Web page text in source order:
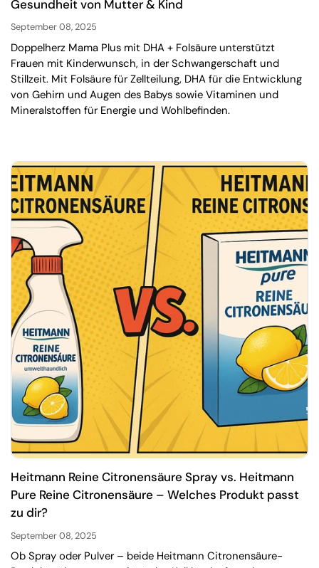
Gesundheit von Mutter & Kind
September 08, 2025
Doppelherz Mama Plus mit DHA + Folsäure unterstützt
Frauen mit Kinderwunsch, in der Schwangerschaft und
Stillzeit. Mit Folsäure für Zellteilung, DHA für die Entwicklung
von Gehirn und Augen des Babys sowie Vitaminen und
Mineralstoffen für Energie und Wohlbefinden.
Heitmann Reine Citronensäure Spray vs. Heitmann
Pure Reine Citronensäure – Welches Produkt passt
zu dir?
September 08, 2025
Ob Spray oder Pulver – beide Heitmann Citronensäure-